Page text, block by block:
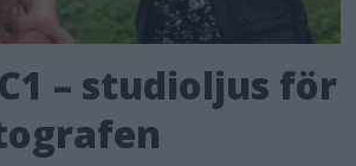
– studioljus för